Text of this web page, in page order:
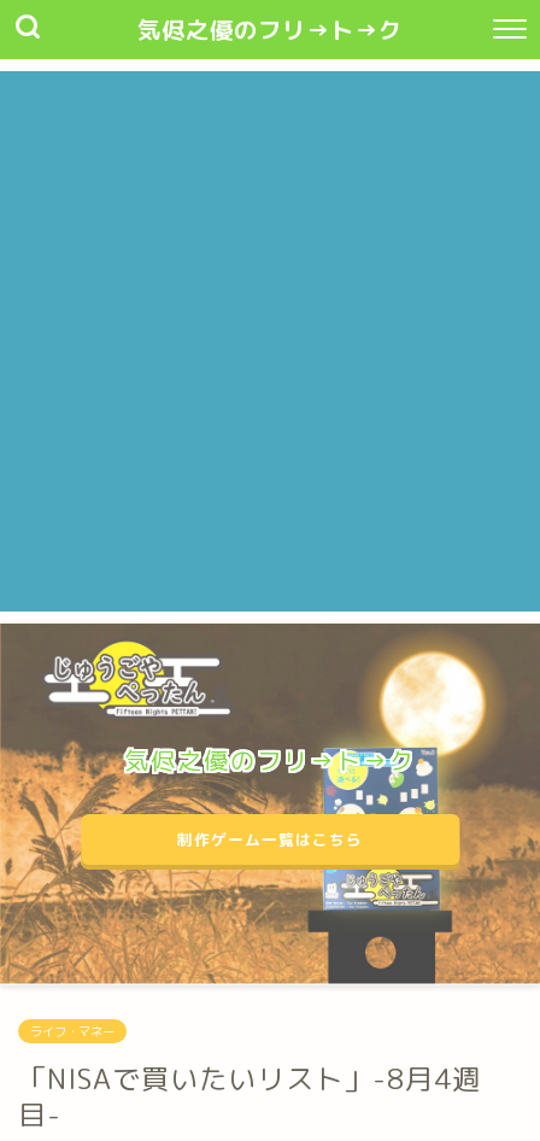
気侭之優のフリ→ト→ク
気侭之優のフリ→ト→ク
制作ゲーム一覧はこちら
ライフ・マネー
「NISAで買いたいリスト」-8月4週
目-